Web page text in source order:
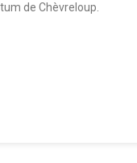
de Chèvreloup.